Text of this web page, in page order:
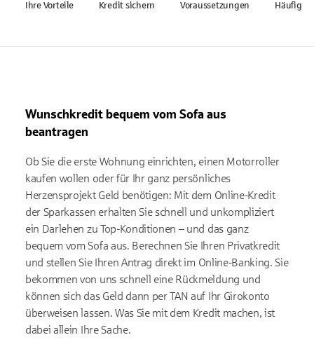
Ihre Vorteile Kredit sichern Voraussetzungen Häufige
Wunschkredit bequem vom Sofa aus
beantragen
Ob Sie die erste Wohnung einrichten, einen Motorroller
kaufen wollen oder für Ihr ganz persönliches
Herzensprojekt Geld benötigen: Mit dem Online-Kredit
der Sparkassen erhalten Sie schnell und unkompliziert
ein Darlehen zu Top-Konditionen – und das ganz
bequem vom Sofa aus. Berechnen Sie Ihren Privatkredit
und stellen Sie Ihren Antrag direkt im Online-Banking. Sie
bekommen von uns schnell eine Rückmeldung und
können sich das Geld dann per TAN auf Ihr Girokonto
überweisen lassen. Was Sie mit dem Kredit machen, ist
dabei allein Ihre Sache.